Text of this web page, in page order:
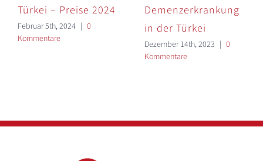
Türkei – Preise 2024
Februar 5th, 2024 | 0
Kommentare
Demenzerkrankung
in der Türkei
Dezember 14th, 2023 | 0
Kommentare